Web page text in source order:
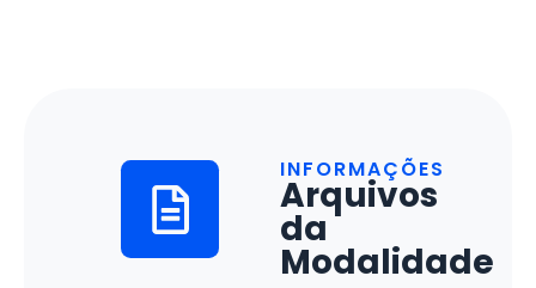
INFORMAÇÕES
Arquivos
da
Modalidade